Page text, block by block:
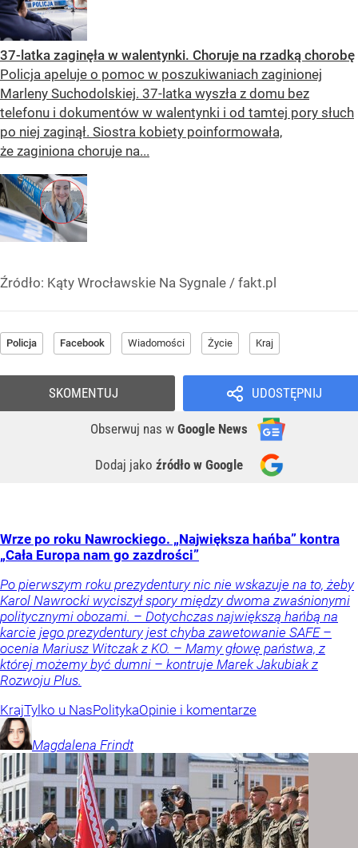
37-latka zaginęła w walentynki. Choruje na rzadką chorobę
Policja apeluje o pomoc w poszukiwaniach zaginionej
Marleny Suchodolskiej. 37-latka wyszła z domu bez
telefonu i dokumentów w walentynki i od tamtej pory słuch
po niej zaginął. Siostra kobiety poinformowała,
że zaginiona choruje na...
Źródło: Kąty Wrocławskie Na Sygnale / fakt.pl
Policja Facebook Wiadomości Życie Kraj
UDOSTĘPNIJ
Obserwuj nas w Google News
Dodaj jako źródło w Google
SKOMENTUJ
Wrze po roku Nawrockiego. „Największa hańba” kontra
„Cała Europa nam go zazdrości”
Po pierwszym roku prezydentury nic nie wskazuje na to, żeby
Karol Nawrocki wyciszył spory między dwoma zwaśnionymi
politycznymi obozami. – Dotychczas największą hańbą na
karcie jego prezydentury jest chyba zawetowanie SAFE –
ocenia Mariusz Witczak z KO. – Mamy głowę państwa, z
której możemy być dumni – kontruje Marek Jakubiak z
Rozwoju Plus.
KrajTylko u NasPolitykaOpinie i komentarze
Magdalena Frindt